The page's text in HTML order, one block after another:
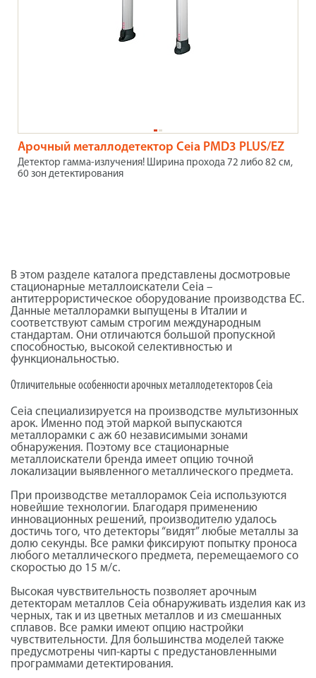
Арочный металлодетектор Ceia PMD3 PLUS/EZ
Детектор гамма-излучения! Ширина прохода 72 либо 82 см,
60 зон детектирования
В этом разделе каталога представлены досмотровые
стационарные металлоискатели Ceia –
антитеррористическое оборудование производства ЕС.
Данные металлорамки выпущены в Италии и
соответствуют самым строгим международным
стандартам. Они отличаются большой пропускной
способностью, высокой селективностью и
функциональностью.
Отличительные особенности арочных металлодетекторов Ceia
Ceia специализируется на производстве мультизонных
арок. Именно под этой маркой выпускаются
металлорамки с аж 60 независимыми зонами
обнаружения. Поэтому все стационарные
металлоискатели бренда имеет опцию точной
локализации выявленного металлического предмета.
При производстве металлорамок Ceia используются
новейшие технологии. Благодаря применению
инновационных решений, производителю удалось
достичь того, что детекторы “видят” любые металлы за
долю секунды. Все рамки фиксируют попытку проноса
любого металлического предмета, перемещаемого со
скоростью до 15 м/с.
Высокая чувствительность позволяет арочным
детекторам металлов Ceia обнаруживать изделия как из
черных, так и из цветных металлов и из смешанных
сплавов. Все рамки имеют опцию настройки
чувствительности. Для большинства моделей также
предусмотрены чип-карты с предустановленными
программами детектирования.